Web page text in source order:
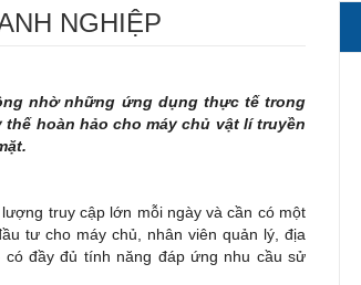
NGHIỆP
nhờ những ứng dụng thực tế trong
hoàn hảo cho máy chủ vật lí truyền
truy cập lớn mỗi ngày và cần có một
tư cho máy chủ, nhân viên quản lý, địa
đầy đủ tính năng đáp ứng nhu cầu sử